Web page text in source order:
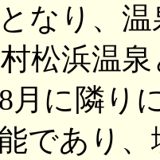
なり、
松浜温
月に隣り
であり